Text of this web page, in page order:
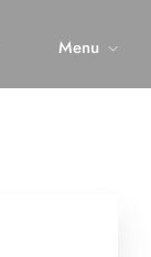
Menu